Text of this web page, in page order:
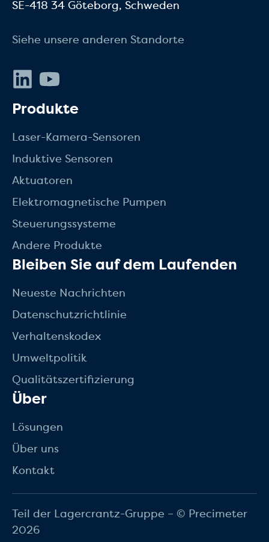
SE-418 34 Göteborg, Schweden
Siehe unsere anderen Standorte
LinkedIn
Produkte
Laser-Kamera-Sensoren
Induktive Sensoren
Aktuatoren
Elektromagnetische Pumpen
Steuerungssysteme
Andere Produkte
Bleiben Sie auf dem Laufenden
Neueste Nachrichten
Datenschutzrichtlinie
Verhaltenskodex
Umweltpolitik
Qualitätszertifizierung
Über
Lösungen
Über uns
Kontakt
Teil der Lagercrantz-Gruppe – © Precimeter
2026